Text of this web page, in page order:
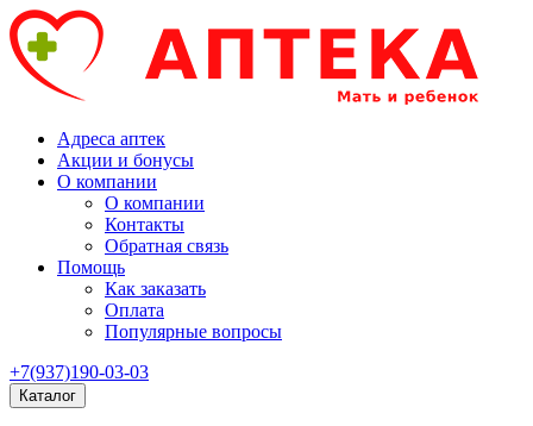
Адреса аптек
Акции и бонусы
О компании
О компании
Контакты
Обратная связь
Помощь
Как заказать
Оплата
Популярные вопросы
+7(937)190-03-03
Каталог